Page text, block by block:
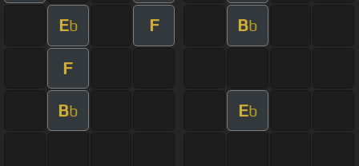
Eb F Bb
F
Bb Eb